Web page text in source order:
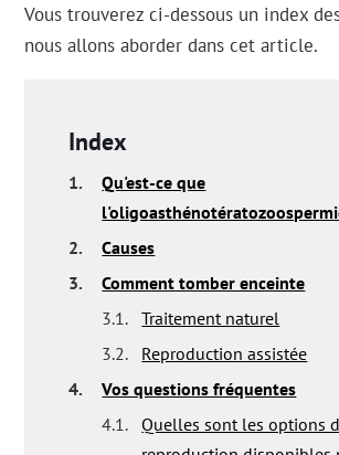
Vous trouverez ci-dessous un index
nous allons aborder dans cet article.
Index
1.
Qu'est-ce que
2.
Causes
3.
Comment tomber enceinte
3.1.
Traitement naturel
3.2.
Reproduction assistée
4.
Vos questions fréquentes
4.1.
Quelles sont les options